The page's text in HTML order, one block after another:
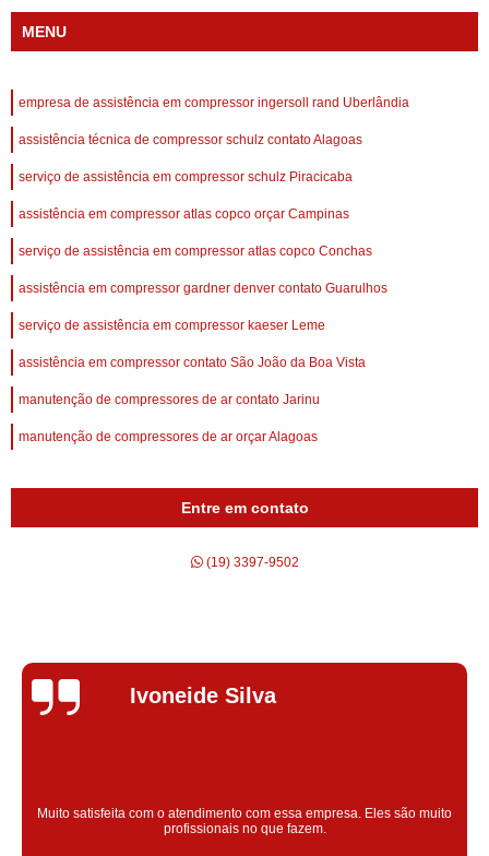
MENU
empresa de assistência em compressor ingersoll rand Uberlândia
assistência técnica de compressor schulz contato Alagoas
serviço de assistência em compressor schulz Piracicaba
assistência em compressor atlas copco orçar Campinas
serviço de assistência em compressor atlas copco Conchas
assistência em compressor gardner denver contato Guarulhos
serviço de assistência em compressor kaeser Leme
assistência em compressor contato São João da Boa Vista
manutenção de compressores de ar contato Jarinu
manutenção de compressores de ar orçar Alagoas
Entre em contato
(19) 3397-9502
Silvana Alves
Super satisfeita com o serviço prestado, atendimento muito bom!
colaoradores educado e transparente, destaque para o colaborador
Claudinei excelente profissional!